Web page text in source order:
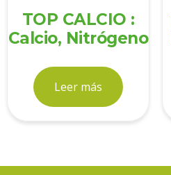
TOP CALCIO :
Calcio, Nitrógeno
Leer más